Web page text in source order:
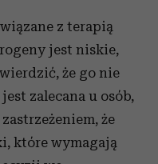
z terapią
jest niskie,
że go nie
zalecana u osób,
że
które wymagają